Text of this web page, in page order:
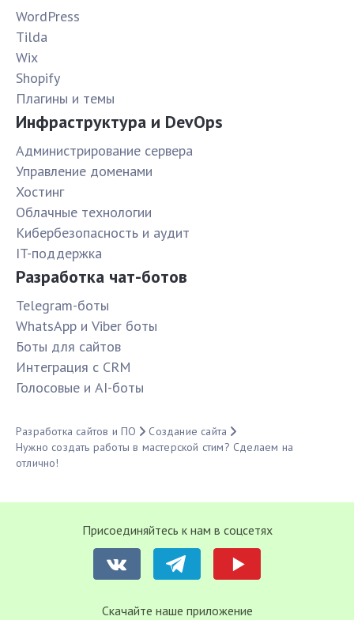
WordPress
Tilda
Wix
Shopify
Плагины и темы
Инфраструктура и DevOps
Администрирование сервера
Управление доменами
Хостинг
Облачные технологии
Кибербезопасность и аудит
IT-поддержка
Разработка чат-ботов
Telegram-боты
WhatsApp и Viber боты
Боты для сайтов
Интеграция с CRM
Голосовые и AI-боты
Разработка сайтов и ПО
Создание сайта
Нужно создать работы в мастерской стим? Сделаем на
отлично!
Присоединяйтесь к нам в соцсетях
Cкачайте наше приложение